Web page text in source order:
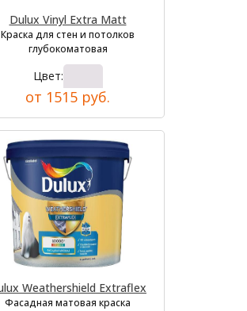
Dulux Vinyl Extra Matt
Краска для стен и потолков
глубокоматовая
Цвет:
от 1515 руб.
Weathershield Extraflex
Фасадная матовая краска